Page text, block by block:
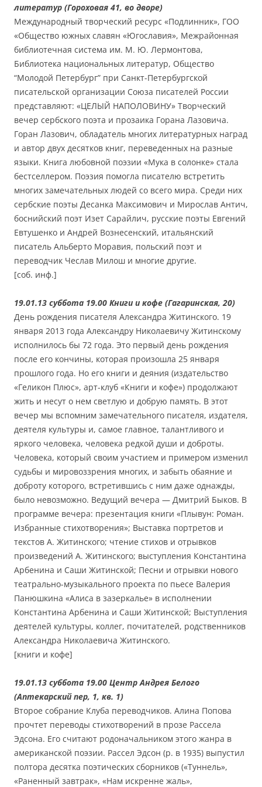
литератур (Гороховая 41, во дворе)
Международный творческий ресурс «Подлинник», ГОО
«Общество южных славян «Югославия», Межрайонная
библиотечная система им. М. Ю. Лермонтова,
Библиотека национальных литератур, Общество
“Молодой Петербург” при Санкт-Петербургской
писательской организации Союза писателей России
представляют: «ЦЕЛЫЙ НАПОЛОВИНУ» Творческий
вечер сербского поэта и прозаика Горана Лазовича.
Горан Лазович, обладатель многих литературных наград
и автор двух десятков книг, переведенных на разные
языки. Книга любовной поэзии «Мука в солонке» стала
бестселлером. Поэзия помогла писателю встретить
многих замечательных людей со всего мира. Среди них
сербские поэты Десанка Максимович и Мирослав Антич,
боснийский поэт Изет Сарайлич, русские поэты Евгений
Евтушенко и Андрей Вознесенский, итальянский
писатель Альберто Моравия, польский поэт и
переводчик Чеслав Милош и многие другие.
[соб. инф.]
19.01.13 суббота 19.00 Книги и кофе (Гагаринская, 20)
День рождения писателя Александра Житинского. 19
января 2013 года Александру Николаевичу Житинскому
исполнилось бы 72 года. Это первый день рождения
после его кончины, которая произошла 25 января
прошлого года. Но его книги и деяния (издательство
«Геликон Плюс», арт-клуб «Книги и кофе») продолжают
жить и несут о нем светлую и добрую память. В этот
вечер мы вспомним замечательного писателя, издателя,
деятеля культуры и, самое главное, талантливого и
яркого человека, человека редкой души и доброты.
Человека, который своим участием и примером изменил
судьбы и мировоззрения многих, и забыть обаяние и
доброту которого, встретившись с ним даже однажды,
было невозможно. Ведущий вечера — Дмитрий Быков. В
программе вечера: презентация книги «Плывун: Роман.
Избранные стихотворения»; Выставка портретов и
текстов А. Житинского; чтение стихов и отрывков
произведений А. Житинского; выступления Константина
Арбенина и Саши Житинской; Песни и отрывки нового
театрально-музыкального проекта по пьесе Валерия
Панюшкина «Алиса в зазеркалье» в исполнении
Константина Арбенина и Саши Житинской; Выступления
деятелей культуры, коллег, почитателей, родственников
Александра Николаевича Житинского.
[книги и кофе]
19.01.13 суббота 19.00 Центр Андрея Белого
(Аптекарский пер, 1, кв. 1)
Второе собрание Клуба переводчиков. Алина Попова
прочтет переводы стихотворений в прозе Рассела
Эдсона. Его считают родоначальником этого жанра в
американской поэзии. Рассел Эдсон (р. в 1935) выпустил
полтора десятка поэтических сборников («Туннель»,
«Раненный завтрак», «Нам искренне жаль»,